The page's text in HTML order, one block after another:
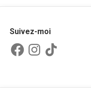
Suivez-moi
FacebookInstagram
TikTok